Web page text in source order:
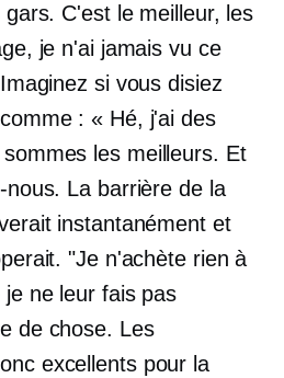
C'est le meilleur, les
je n'ai jamais vu ce
si vous disiez
: « Hé, j'ai des
les meilleurs. Et
La barrière de la
instantanément et
"Je n'achète rien à
ne leur fais pas
de chose. Les
excellents pour la